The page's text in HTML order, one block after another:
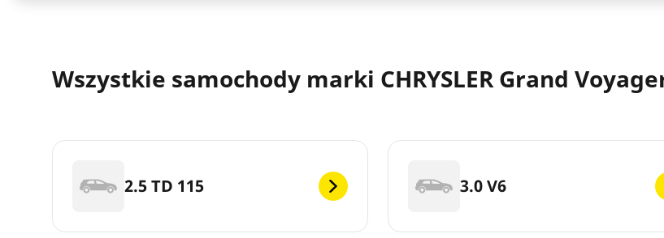
Wszystkie samochody marki CHRYSLER Grand
2.5 TD 115 3.0 V6